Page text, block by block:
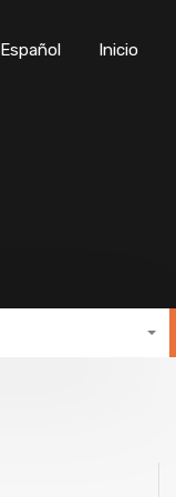
Inicio